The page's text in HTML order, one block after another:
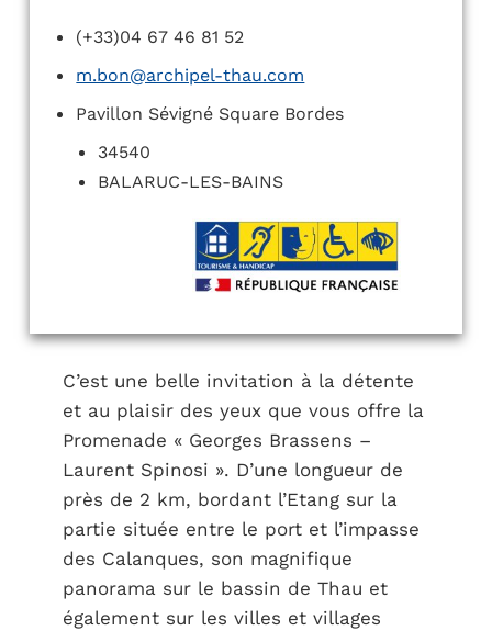
(+33)04 67 46 81 52
m.bon@archipel-thau.com
Pavillon Sévigné Square Bordes
34540
BALARUC-LES-BAINS
C’est une belle invitation à la détente
et au plaisir des yeux que vous offre la
Promenade « Georges Brassens –
Laurent Spinosi ». D’une longueur de
près de 2 km, bordant l’Etang sur la
partie située entre le port et l’impasse
des Calanques, son magnifique
panorama sur le bassin de Thau et
également sur les villes et villages